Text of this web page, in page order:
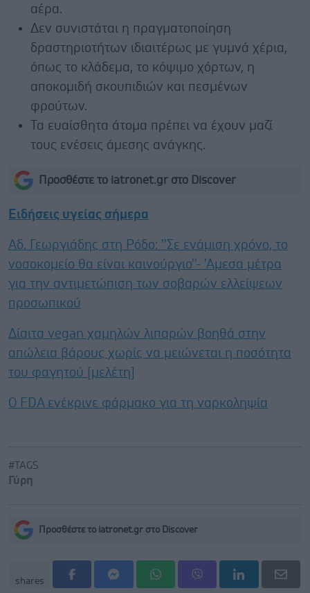
αέρα.
Δεν συνιστάται η πραγματοποίηση
δραστηριοτήτων ιδιαιτέρως με γυμνά χέρια,
όπως το κλάδεμα, το κόψιμο χόρτων, η
αποκομιδή σκουπιδιών και πεσμένων
φρούτων.
Τα ευαίσθητα άτομα πρέπει να έχουν μαζί
τους ενέσεις άμεσης ανάγκης.
Προσθέστε το iatronet.gr στο Discover
Ειδήσεις υγείας σήμερα
Αδ. Γεωργιάδης στη Ρόδο: ''Σε ενάμιση χρόνο, το
νοσοκομείο θα είναι καινούργιο''- 'Αμεσα μέτρα
για την αντιμετώπιση των σοβαρών ελλείψεων
προσωπικού
Δίαιτα vegan χαμηλών λιπαρών βοηθά στην
απώλεια βάρους χωρίς να μειώνεται η ποσότητα
του φαγητού [μελέτη]
Ο FDA ενέκρινε φάρμακο για τη ναρκοληψία
#TAGS
Γύρη
Προσθέστε το iatronet.gr στο Discover
shares